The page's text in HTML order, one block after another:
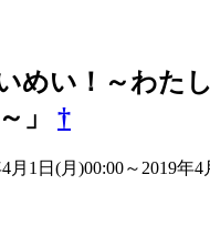
めい！～わた
」 †
月1日(月)00:00～2019年4